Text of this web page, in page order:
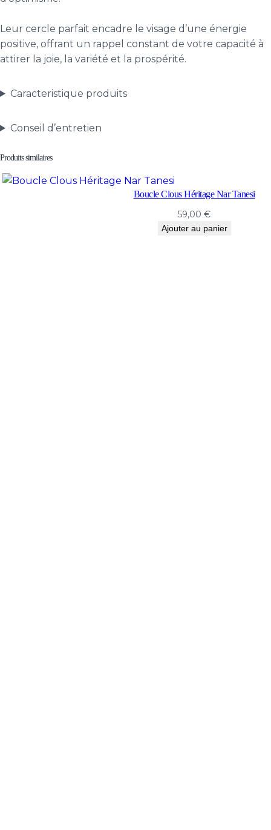
Leur cercle parfait encadre le visage d’une énergie
positive, offrant un rappel constant de votre capacité à
attirer la joie, la variété et la prospérité.
Caracteristique produits
Conseil d’entretien
Produits similaires
Boucle Clous Héritage Nar Tanesi
59,00€
Ajouter au panier